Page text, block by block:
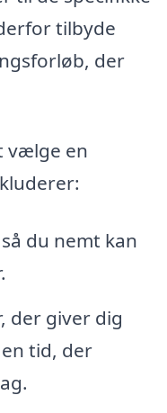
tilbyde
der
vælge en
du nemt kan
der giver dig
tid, der